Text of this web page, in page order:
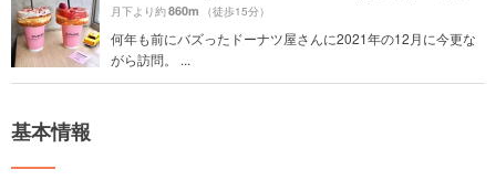
月下より約860m （徒歩15分）
何年も前にバズったドーナツ屋さんに2021年の12月に今更な
がら訪問。 ...
基本情報